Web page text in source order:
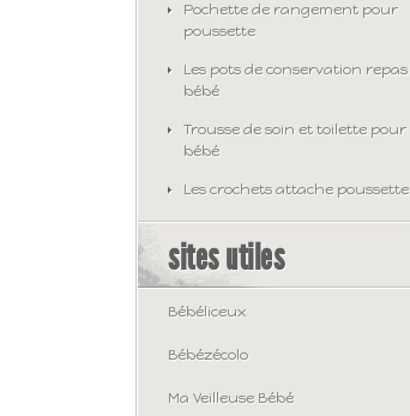
Pochette de rangement pour
poussette
Les pots de conservation repas
bébé
Trousse de soin et toilette pour
bébé
Les crochets attache poussette
sites utiles
Bébéliceux
Bébézécolo
Ma Veilleuse Bébé